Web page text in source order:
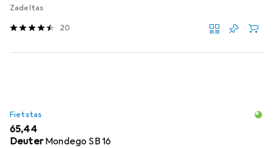
Zadeltas
20
Fietstas
EUR
65,44
Deuter Mondego SB 16